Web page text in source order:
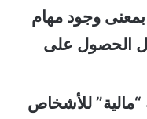
بمعنى وجود مهام
الحصول على
للأشخاص